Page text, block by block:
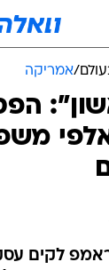
/אמריקה
לקים